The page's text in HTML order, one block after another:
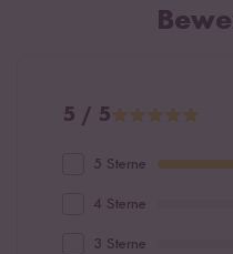
5 / 5
5 Sterne
4 Sterne
3 Sterne